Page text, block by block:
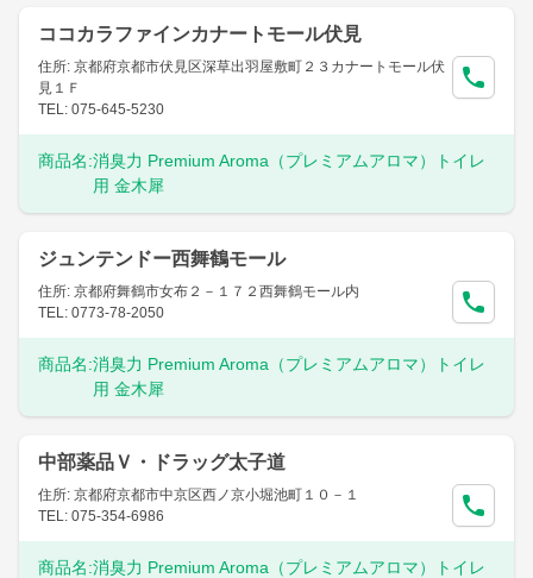
ココカラファインカナートモール伏見
住所: 京都府京都市伏見区深草出羽屋敷町２３カナートモール伏
見１Ｆ
TEL: 075-645-5230
商品名:消臭力 Premium Aroma（プレミアムアロマ）トイレ
用 金木犀
ジュンテンドー西舞鶴モール
住所: 京都府舞鶴市女布２－１７２西舞鶴モール内
TEL: 0773-78-2050
商品名:消臭力 Premium Aroma（プレミアムアロマ）トイレ
用 金木犀
中部薬品Ｖ・ドラッグ太子道
住所: 京都府京都市中京区西ノ京小堀池町１０－１
TEL: 075-354-6986
商品名:消臭力 Premium Aroma（プレミアムアロマ）トイレ